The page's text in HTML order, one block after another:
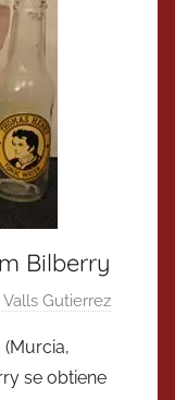
Bilberry
Valls Gutierrez
se obtiene